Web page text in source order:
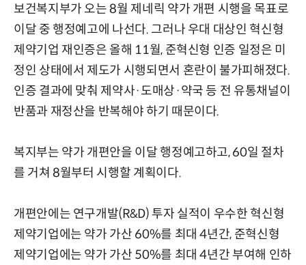
보건복지부가 오는 8월 제네릭 약가 개편 시행을 목표로
이달 중 행정예고에 나선다. 그러나 우대 대상인 혁신형
제약기업 재인증은 올해 11월, 준혁신형 인증 일정은 미
정인 상태에서 제도가 시행되면서 혼란이 불가피해졌다.
인증 결과에 맞춰 제약사·도매상·약국 등 전 유통채널이
반품과 재정산을 반복해야 하기 때문이다.
복지부는 약가 개편안을 이달 행정예고하고, 60일 절차
를 거쳐 8월부터 시행할 계획이다.
개편안에는 연구개발(R&D) 투자 실적이 우수한 혁신형
제약기업에는 약가 가산 60%를 최대 4년간, 준혁신형
제약기업에는 약가 가산 50%를 최대 4년간 부여해 인하